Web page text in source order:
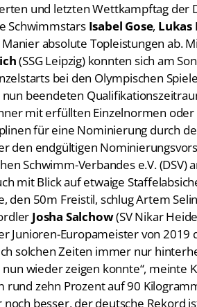
und letzten Wettkampftag der
Schwimmstars Isabel Gose, Lukas
absolute Topleistungen ab.
(SSG Leipzig) konnten sich am
bei den Olympischen
beendeten
mit erfüllten Einzelnormen oder
für eine Nominierung durch
den endgültigen
Schwimm-Verbandes e.V.
mit Blick auf etwaige
den 50m Freistil, schlug Artem
Josha Salchow(SV Nikar
Junioren-Europameister von 2019
solchen Zeiten immer nur
nun wieder zeigen konnte“, meinte
rund zehn Prozent auf 90
noch besser, der deutsche Rekord